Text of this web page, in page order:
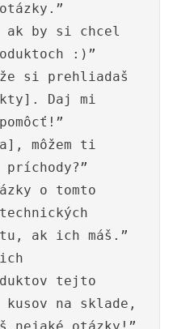
ak by si chcel
:)”
si prehliadaš
Daj mi
môžem ti
o tomto
ak ich máš.”
tejto
kusov na sklade,